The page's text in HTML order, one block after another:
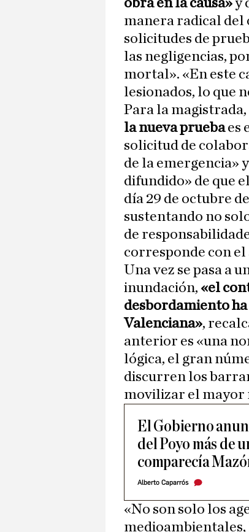
obra en la causa»y
manera radical del
solicitudes de
las negligencias,
mortal». «En este
lesionados, lo que
Para la magistrada,
la nueva pruebaes
solicitud de
de la emergencia»
difundido» de que
día 29 de octubre
sustentando no
de
corresponde con el
Una vez se pasa a
inundación, «el
desbordamiento
Valenciana»,
anterior es «una
lógica, el gran
discurren los
movilizar el mayor
El Gobierno
del Poyo más de
comparecía
Alberto Caparrós
«No son solo los
medioambientales,